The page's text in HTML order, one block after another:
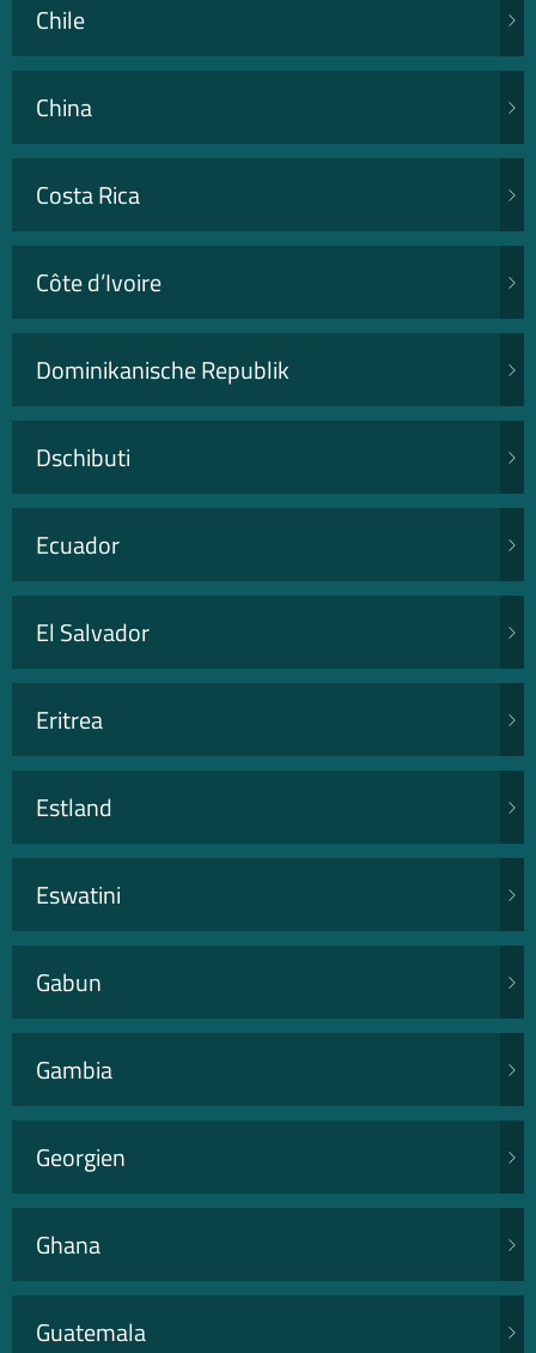
Chile
China
Costa Rica
Côte d’Ivoire
Dominikanische Republik
Dschibuti
Ecuador
El Salvador
Eritrea
Estland
Eswatini
Gabun
Gambia
Georgien
Ghana
Guatemala